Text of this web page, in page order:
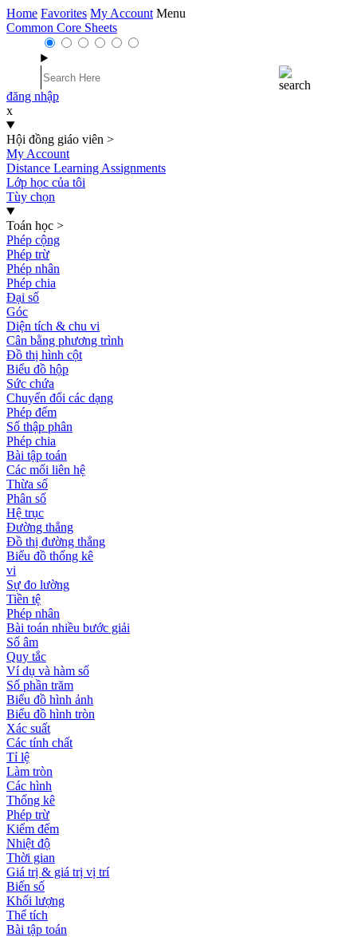
Home Favorites My Account Menu
Common Core Sheets
đăng nhập
x
Hội đồng giáo viên >
My Account
Distance Learning Assignments
Lớp học của tôi
Tùy chọn
Toán học >
Phép cộng
Phép trừ
Phép nhân
Phép chia
Đại số
Góc
Diện tích & chu vi
Cân bằng phương trình
Đồ thị hình cột
Biểu đồ hộp
Sức chứa
Chuyển đổi các dạng
Phép đếm
Số thập phân
Phép chia
Bài tập toán
Các mối liên hệ
Thừa số
Phân số
Hệ trục
Đường thẳng
Đồ thị đường thẳng
Biểu đồ thống kê
vi
Sự đo lường
Tiền tệ
Phép nhân
Bài toán nhiều bước giải
Số âm
Quy tắc
Ví dụ và hàm số
Số phần trăm
Biểu đồ hình ảnh
Biểu đồ hình tròn
Xác suất
Các tính chất
Tỉ lệ
Làm tròn
Các hình
Thống kê
Phép trừ
Kiểm đếm
Nhiệt độ
Thời gian
Giá trị & giá trị vị trí
Biến số
Khối lượng
Thể tích
Bài tập toán